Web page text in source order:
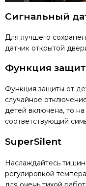
Сигнальный
Для лучшего
датчик открытой
Функция
Функция защиты от
случайное
детей включена, то
соответствующий
SuperSilent
Наслаждайтесь
регулировкой